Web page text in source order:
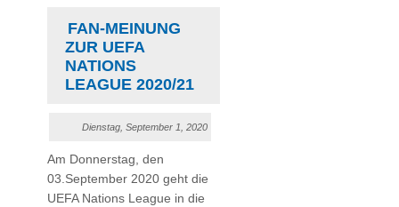
FAN-MEINUNG
ZUR UEFA
NATIONS
LEAGUE 2020/21
Dienstag, September 1, 2020
Am Donnerstag, den
03.September 2020 geht die
UEFA Nations League in die